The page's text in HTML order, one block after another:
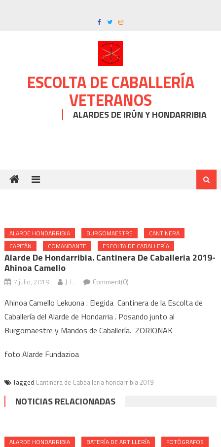
ESCOLTA DE CABALLERÍA
VETERANOS
ALARDES DE IRÚN Y HONDARRIBIA
ALARDE HONDARRIBIA BURGOMAESTRE
CANTINERA
CAPITÁN
COMANDANTE ESCOLTA DE CABALLERÍA
Alarde De Hondarribia. Cantinera De Caballeria 2019-
Ahinoa Camello
7 julio, 2019 J. L. Comment(0)
Ahinoa Camello Lekuona . Elegida Cantinera de la Escolta de
Caballería del Alarde de Hondarria . Posando junto al
Burgomaestre y Mandos de Caballería. ZORIONAK
foto Alarde Fundazioa
Tagged Cantinera de Cabballeria hondarribia 2019
NOTICIAS RELACIONADAS
ALARDE HONDARRIBIA BATERÍA DE ARTILLERÍA FOTÓGRAFOS